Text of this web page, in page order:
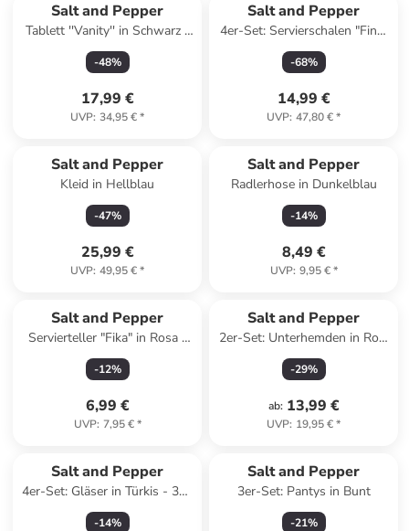
Salt and Pepper
Tablett ''Vanity'' in Schwarz -
(B)28 x (H)3 x (T)16 cm
-48%
17,99 €
UVP: 34,95 €*
Salt and Pepper
4er-Set: Servierschalen "Fina"
in Weiß/ Schwarz - (H)5 x Ø
20 cm
-68%
14,99 €
UVP: 47,80 €*
Salt and Pepper
Kleid in Hellblau
-47%
25,99 €
UVP: 49,95 €*
Salt and Pepper
Radlerhose in Dunkelblau
-14%
8,49 €
UVP: 9,95 €*
Salt and Pepper
Servierteller "Fika" in Rosa -
(L)20 x (B)9 cm
-12%
6,99 €
UVP: 7,95 €*
Salt and Pepper
2er-Set: Unterhemden in Rot/
Rosa
-29%
ab: 13,99 €
UVP: 19,95 €*
Salt and Pepper
4er-Set: Gläser in Türkis - 300
ml
-14%
Salt and Pepper
3er-Set: Pantys in Bunt
-21%